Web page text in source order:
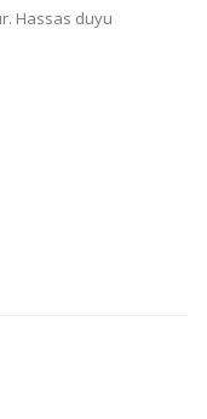
Hassas duyu